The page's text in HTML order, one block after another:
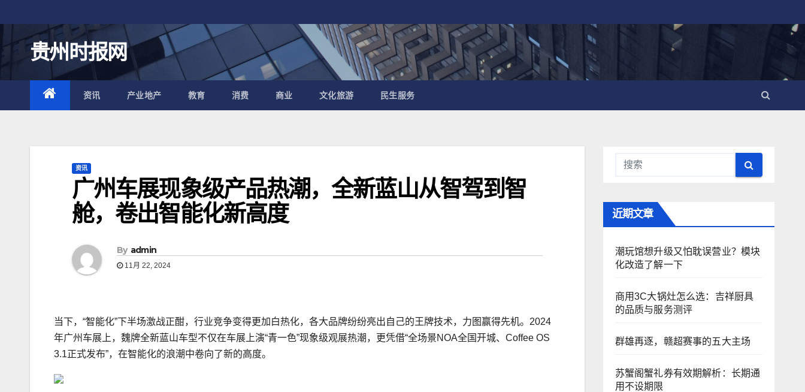
至
内
容
贵州时报网
资讯 产业地产 教育 消费 商业 文化旅游 民生服务
资讯
广州车展现象级产品热潮，全新蓝山从智驾到智
舱，卷出智能化新高度
By admin
11月 22, 2024
当下，“智能化”下半场激战正酣，行业竞争变得更加白热化，各大品牌纷纷亮出自己的王牌技术，力图赢得先机。2024
年广州车展上，魏牌全新蓝山车型不仅在车展上演“青一色”现象级观展热潮，更凭借“全场景NOA全国开城、Coffee OS
3.1正式发布”，在智能化的浪潮中卷向了新的高度。
近期文章
潮玩馆想升级又怕耽误营业？模块
化改造了解一下
商用3C大锅灶怎么选：吉祥厨具
的品质与服务测评
群雄再逐，赣超赛事的五大主场
苏蟹阁蟹礼券有效期解析：长期通
用不设期限